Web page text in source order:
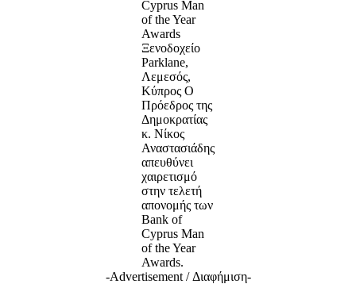
Cyprus Man
of the Year
Awards
Ξενοδοχείο
Parklane,
Λεμεσός,
Κύπρος Ο
Πρόεδρος της
Δημοκρατίας
κ. Νίκος
Αναστασιάδης
απευθύνει
χαιρετισμό
στην τελετή
απονομής των
Bank of
Cyprus Man
of the Year
Awards.
-Advertisement / Διαφήμιση-